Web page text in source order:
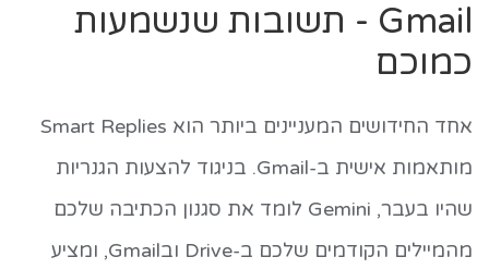
Gmail - תשובות שנשמעות
כמוכם
אחד החידושים המעניינים ביותר הוא Smart Replies
מותאמות אישית ב-Gmail. בניגוד להצעות הגנריות
שהיו בעבר, Gemini לומד את סגנון הכתיבה שלכם
מהמיילים הקודמים שלכם ב-Drive ובGmail, ומציע